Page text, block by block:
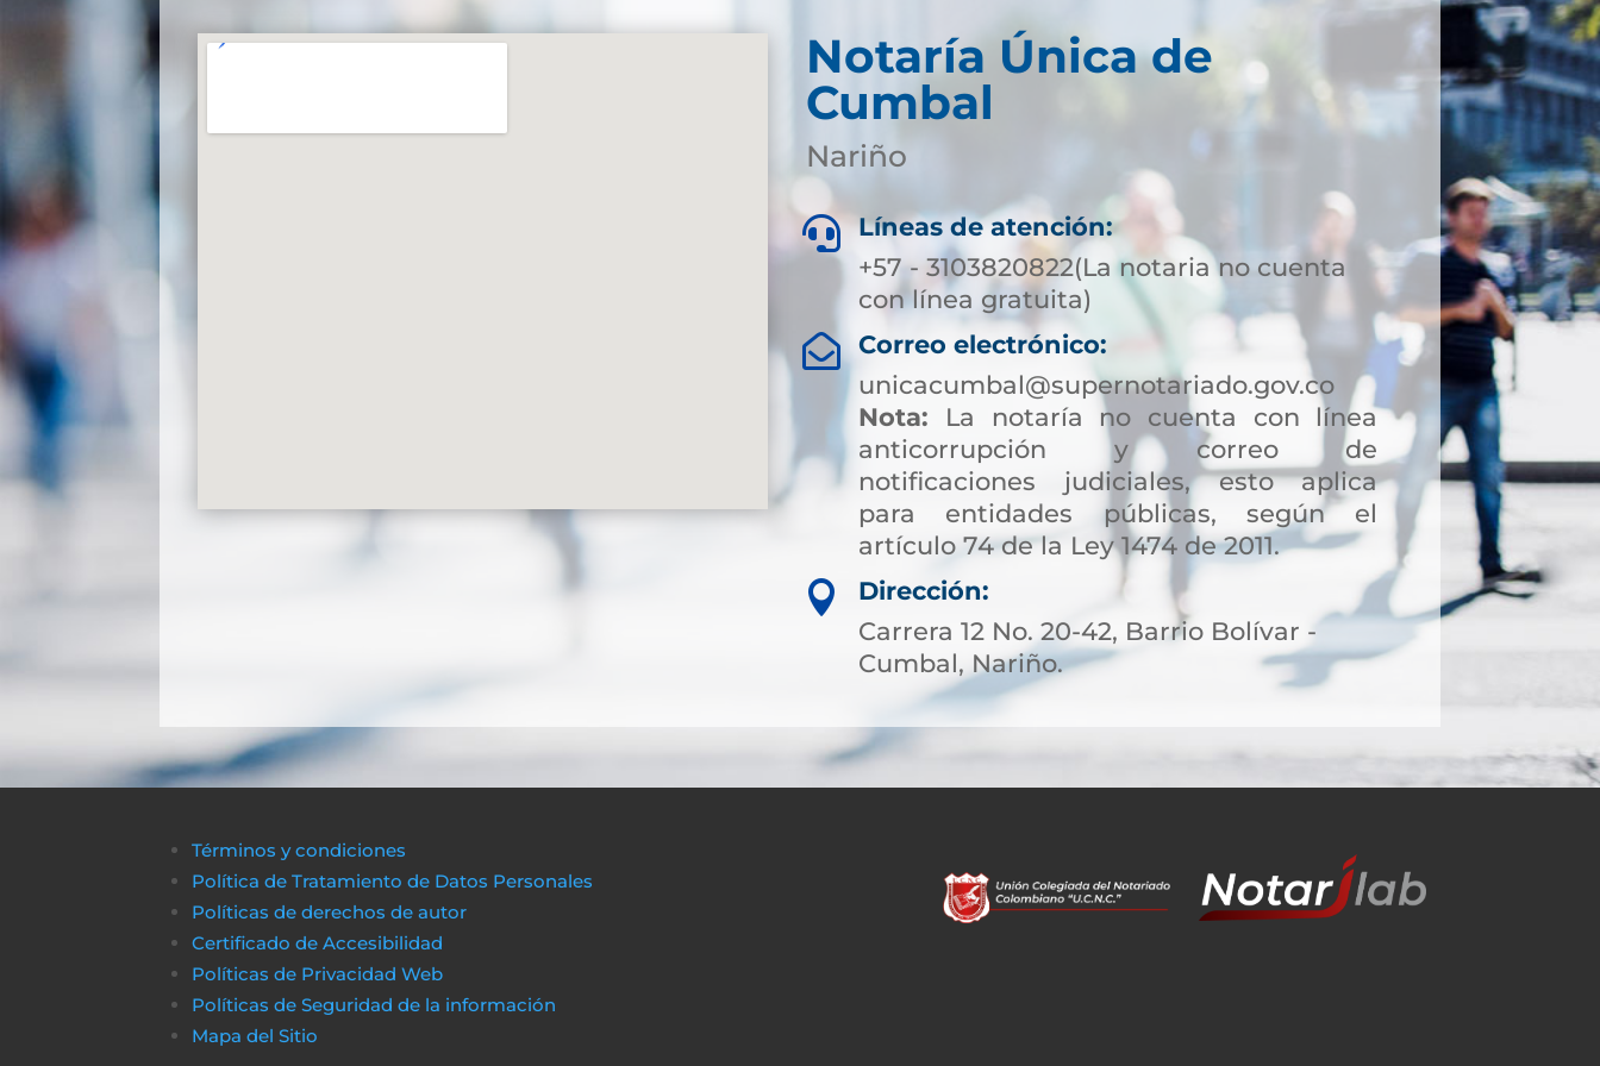
Notaría Única de
Cumbal
Nariño
 Líneas de atención:
+57 - 3103820822(La notaria no cuenta
con línea gratuita)

Correo electrónico:
unicacumbal@supernotariado.gov.co
Nota: La notaría no cuenta con línea
anticorrupción y correo de
notificaciones judiciales, esto aplica
para entidades públicas, según el
artículo 74 de la Ley 1474 de 2011.

Dirección:
Carrera 12 No. 20-42, Barrio Bolívar -
Cumbal, Nariño.
Términos y condiciones
Política de Tratamiento de Datos Personales
Políticas de derechos de autor
Certificado de Accesibilidad
Políticas de Privacidad Web
Políticas de Seguridad de la información
Mapa del Sitio